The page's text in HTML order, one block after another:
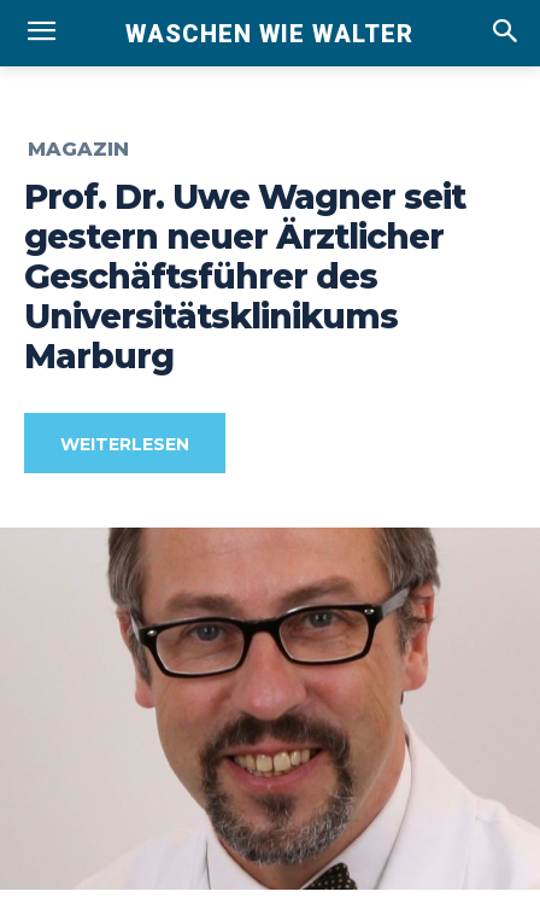
WASCHEN WIE WALTER
MAGAZIN
Prof. Dr. Uwe Wagner seit
gestern neuer Ärztlicher
Geschäftsführer des
Universitätsklinikums
Marburg
WEITERLESEN